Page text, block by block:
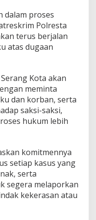
dalam proses
Polresta
terus berjalan
atas dugaan
Kota akan
meminta
dan korban, serta
saksi-saksi,
hukum lebih
komitmennya
setiap kasus yang
serta
segera melaporkan
kekerasan atau